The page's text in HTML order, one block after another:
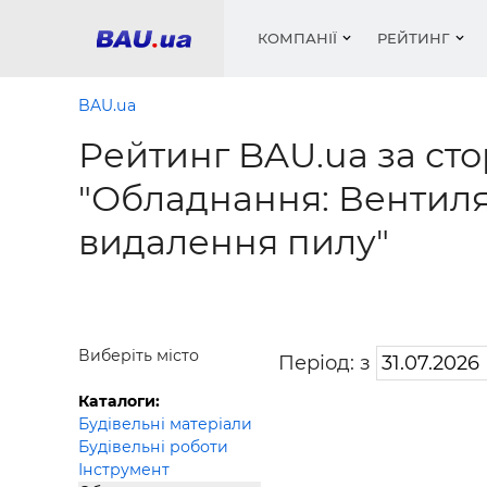
КОМПАНІЇ РЕЙТИНГ
Труби,
Сипучі
Фарби,
BAU.ua
Рейтинг BAU.ua за
"Обладнання:
видалення пилу"
Виберіть місто
Каталоги:
Будівельні матеріали
Будівельні роботи
Інструмент
Період: з